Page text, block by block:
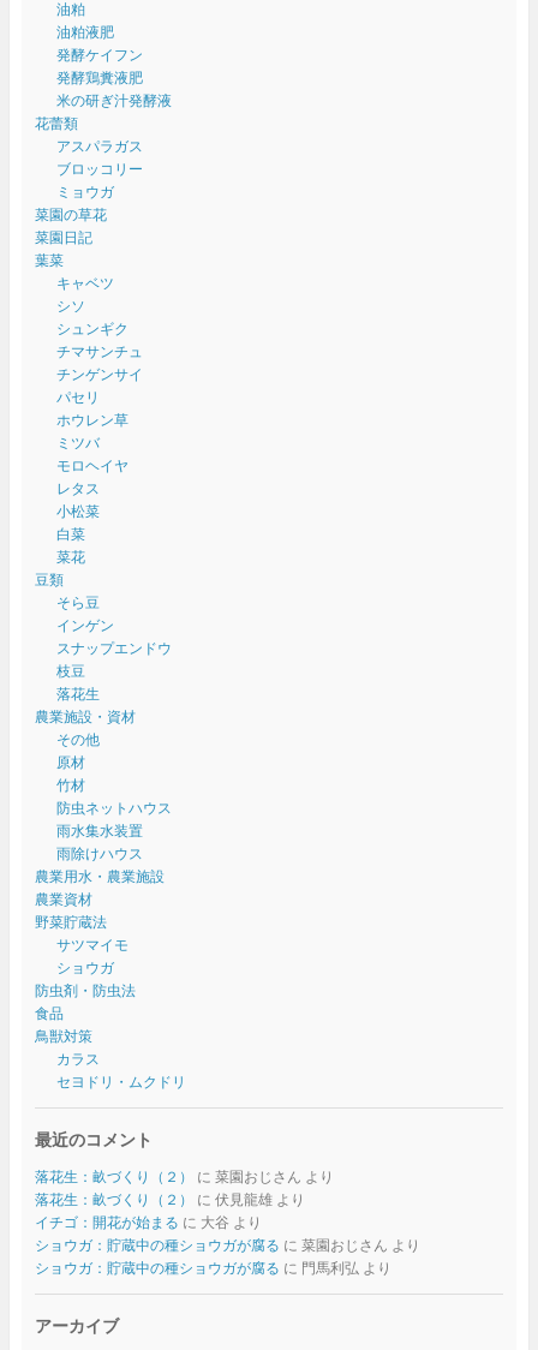
油粕
油粕液肥
発酵ケイフン
発酵鶏糞液肥
米の研ぎ汁発酵液
花蕾類
アスパラガス
ブロッコリー
ミョウガ
菜園の草花
菜園日記
葉菜
キャベツ
シソ
シュンギク
チマサンチュ
チンゲンサイ
パセリ
ホウレン草
ミツバ
モロヘイヤ
レタス
小松菜
白菜
菜花
豆類
そら豆
インゲン
スナップエンドウ
枝豆
落花生
農業施設・資材
その他
原材
竹材
防虫ネットハウス
雨水集水装置
雨除けハウス
農業用水・農業施設
農業資材
野菜貯蔵法
サツマイモ
ショウガ
防虫剤・防虫法
食品
鳥獣対策
カラス
セヨドリ・ムクドリ
最近のコメント
落花生：畝づくり（２） に 菜園おじさん より
落花生：畝づくり（２）
に 伏見龍雄より
イチゴ：開花が始まる に 大谷 より
ショウガ：貯蔵中の種ショウガが腐る に 菜園おじさん より
ショウガ：貯蔵中の種ショウガが腐る に 門馬利弘 より
アーカイブ